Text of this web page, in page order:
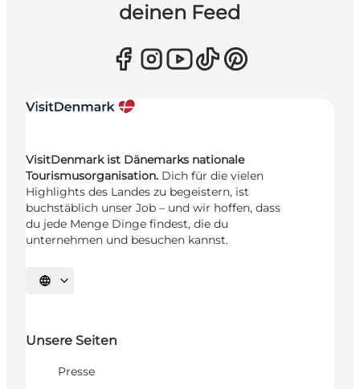
deinen Feed
VisitDenmark ist Dänemarks nationale
Tourismusorganisation. Dich für die vielen
Highlights des Landes zu begeistern, ist
buchstäblich unser Job – und wir hoffen, dass
du jede Menge Dinge findest, die du
unternehmen und besuchen kannst.
Sprache auswählen
Unsere Seiten
Presse